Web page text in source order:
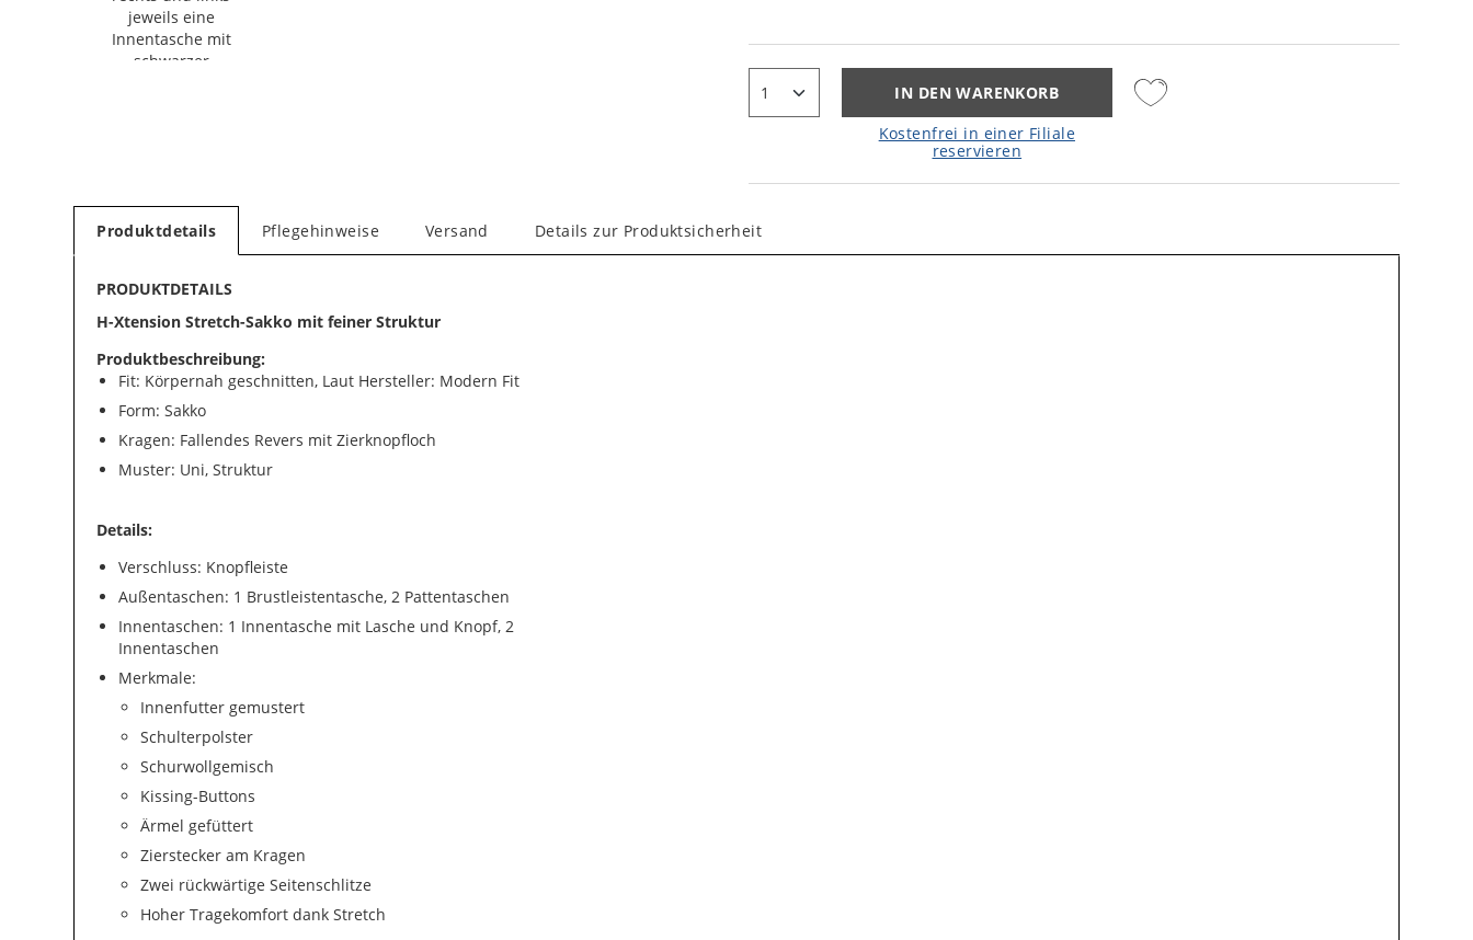
IN DEN WARENKORB
Kostenfrei in einer Filiale
reservieren
Produktdetails Pflegehinweise Versand Details zur Produktsicherheit
PRODUKTDETAILS
H-Xtension Stretch-Sakko mit feiner Struktur
Produktbeschreibung:
Fit: Körpernah geschnitten, Laut Hersteller: Modern Fit
Form: Sakko
Kragen: Fallendes Revers mit Zierknopfloch
Muster: Uni, Struktur
Details:
Verschluss: Knopfleiste
Außentaschen: 1 Brustleistentasche, 2 Pattentaschen
Innentaschen: 1 Innentasche mit Lasche und Knopf, 2
Innentaschen
Merkmale:
Innenfutter gemustert
Schulterpolster
Schurwollgemisch
Kissing-Buttons
Ärmel gefüttert
Zierstecker am Kragen
Zwei rückwärtige Seitenschlitze
Hoher Tragekomfort dank Stretch